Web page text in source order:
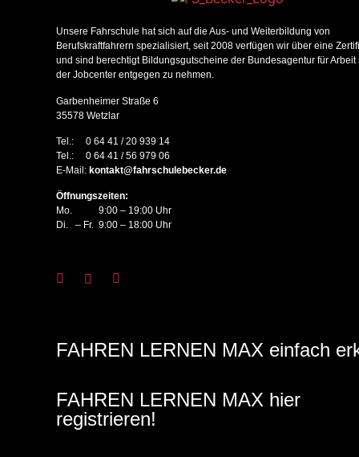
Unsere Fahrschule hat sich auf die Aus- und Weiterbildung von
Berufskraftfahrern spezialisiert, seit 2008 verfügen wir über eine
und sind berechtigt Bildungsgutscheine der Bundesagentur für Arbeit
der Jobcenter entgegen zu nehmen.
Garbenheimer Straße 6
35578 Wetzlar
Tel.: 0 64 41 / 20 939 14
Tel.: 0 64 41 / 56 979 06
E-Mail: kontakt@fahrschulebecker.de
Öffnungszeiten:
Mo. 9:00 – 19:00 Uhr
Di. – Fr. 9:00 – 18:00 Uhr
FAHREN LERNEN MAX einfach
FAHREN LERNEN MAX hier
registrieren!